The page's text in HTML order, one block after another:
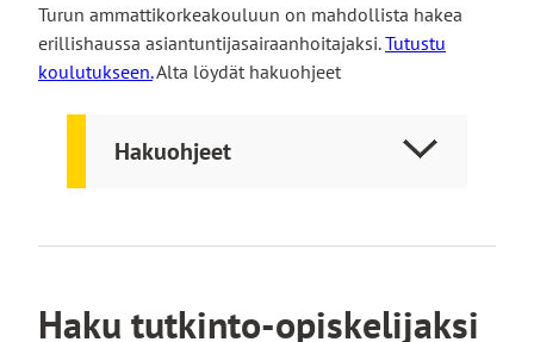
Turun ammattikorkeakouluun on mahdollista hakea
erillishaussa asiantuntijasairaanhoitajaksi.Tutustu
koulutukseen.Alta löydät hakuohjeet
Hakuohjeet
Haku tutkinto-opiskelijaksi